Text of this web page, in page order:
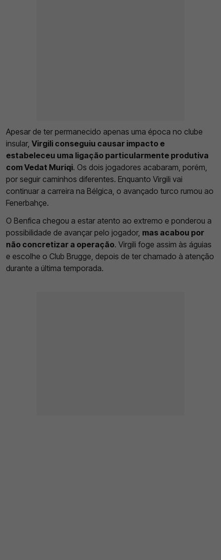
Apesar de ter permanecido apenas uma época no clube
insular, Virgili conseguiu causar impacto e
estabeleceu uma ligação particularmente produtiva
com Vedat Muriqi. Os dois jogadores acabaram, porém,
por seguir caminhos diferentes. Enquanto Virgili vai
continuar a carreira na Bélgica, o avançado turco rumou ao
Fenerbahçe.
O Benfica chegou a estar atento ao extremo e ponderou a
possibilidade de avançar pelo jogador, mas acabou por
não concretizar a operação. Virgili foge assim às águias
e escolhe o Club Brugge, depois de ter chamado à atenção
durante a última temporada.